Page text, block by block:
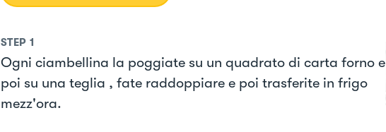
STEP 1
Ogni ciambellina la poggiate su un quadrato di carta forno e
poi su una teglia , fate raddoppiare e poi trasferite in frigo
mezz'ora.